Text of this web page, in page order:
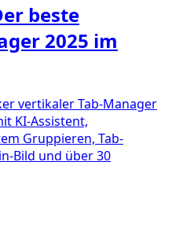
beste
2025 im
vertikaler Tab-Manager
KI-Assistent,
Gruppieren, Tab-
Bild und über 30